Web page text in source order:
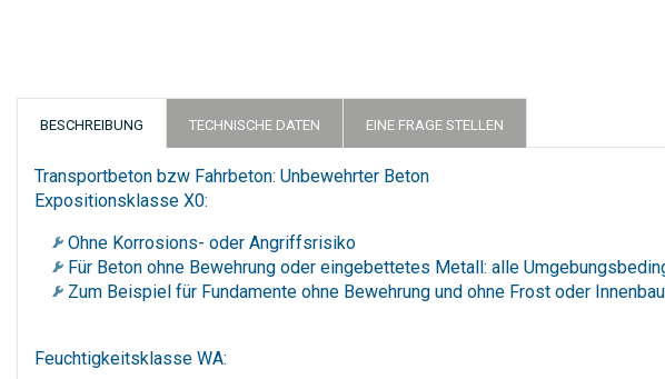
BESCHREIBUNG
Transportbeton bzw Fahrbeton: Unbewehrter Beton
Expositionsklasse X0:
Ohne Korrosions- oder Angriffsrisiko
Für Beton ohne Bewehrung oder eingebettetes Metall: alle
Zum Beispiel für Fundamente ohne Bewehrung und ohne Frost oder
Feuchtigkeitsklasse WA:
TECHNISCHE DATEN EINE FRAGE STELLEN